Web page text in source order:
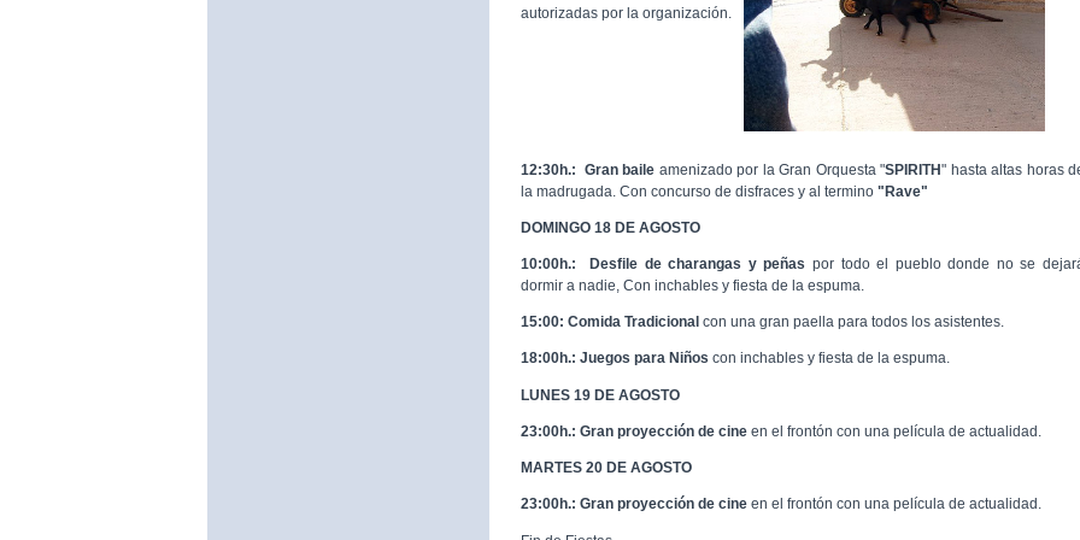
autorizadas por la organización.
12:30h.: Gran baile amenizado por la Gran Orquesta "SPIRITH" hasta altas horas
la madrugada. Con concurso de disfraces y al termino "Rave"
DOMINGO 18 DE AGOSTO
10:00h.: Desfile de charangas y peñas por todo el pueblo donde no se
dormir a nadie, Con inchables y fiesta de la espuma.
15:00: Comida Tradicional con una gran paella para todos los asistentes.
18:00h.: Juegos para Niños con inchables y fiesta de la espuma.
LUNES 19 DE AGOSTO
23:00h.: Gran proyección de cine en el frontón con una película de actualidad.
MARTES 20 DE AGOSTO
23:00h.: Gran proyección de cine en el frontón con una película de actualidad.